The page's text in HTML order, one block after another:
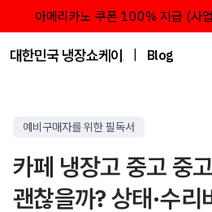
아메리카노 쿠폰 100% 지급 (사
대한민국 냉장쇼케이스 점유율 1위
Blog
예비구매자를 위한 필독서
카페 냉장고 중고 중
괜찮을까? 상태·수리